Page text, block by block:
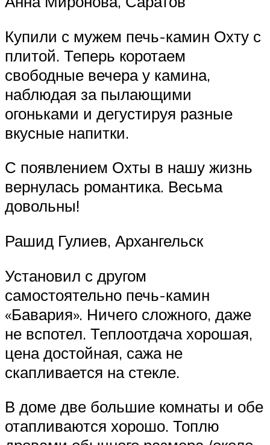
Купили с мужем печь-камин Охту с
плитой. Теперь коротаем
свободные вечера у камина,
наблюдая за пылающими
огоньками и дегустируя разные
вкусные напитки.
С появлением Охты в нашу жизнь
вернулась романтика. Весьма
довольны!
Рашид Гулиев, Архангельск
Установил с другом
самостоятельно печь-камин
«Бавария». Ничего сложного, даже
не вспотел. Теплоотдача хорошая,
цена достойная, сажа не
скапливается на стекле.
В доме две большие комнаты и обе
отапливаются хорошо. Топлю